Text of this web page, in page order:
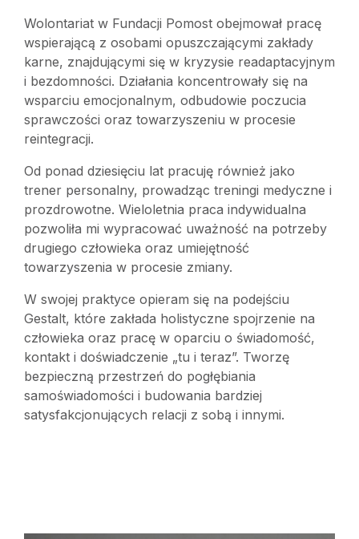
Wolontariat w Fundacji Pomost obejmował pracę
wspierającą z osobami opuszczającymi zakłady
karne, znajdującymi się w kryzysie readaptacyjnym
i bezdomności. Działania koncentrowały się na
wsparciu emocjonalnym, odbudowie poczucia
sprawczości oraz towarzyszeniu w procesie
reintegracji.
Od ponad dziesięciu lat pracuję również jako
trener personalny, prowadząc treningi medyczne i
prozdrowotne. Wieloletnia praca indywidualna
pozwoliła mi wypracować uważność na potrzeby
drugiego człowieka oraz umiejętność
towarzyszenia w procesie zmiany.
W swojej praktyce opieram się na podejściu
Gestalt, które zakłada holistyczne spojrzenie na
człowieka oraz pracę w oparciu o świadomość,
kontakt i doświadczenie „tu i teraz”. Tworzę
bezpieczną przestrzeń do pogłębiania
samoświadomości i budowania bardziej
satysfakcjonujących relacji z sobą i innymi.